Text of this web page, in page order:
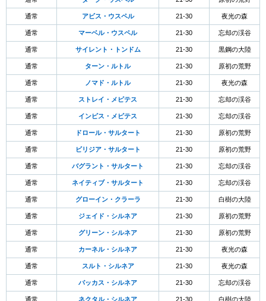
通常 アビス・ウスペル 21-30 夜光の森
通常 マーベル・ウスペル 21-30 忘却の渓谷
通常 サイレント・トンドム 21-30 黒鋼の大陸
通常 ターン・ルトル 21-30 原初の荒野
通常 ノマド・ルトル 21-30 夜光の森
通常 ストレイ・メピテス 21-30 忘却の渓谷
通常 インピス・メピテス 21-30 忘却の渓谷
通常 ドロール・サルタート 21-30 原初の荒野
通常 ビリジア・サルタート 21-30 原初の荒野
通常 バグラント・サルタート 21-30 忘却の渓谷
通常 ネイティブ・サルタート 21-30 忘却の渓谷
通常 グローイン・クラーラ 21-30 白樹の大陸
通常 ジェイド・シルネア 21-30 原初の荒野
通常 グリーン・シルネア 21-30 原初の荒野
通常 カーネル・シルネア 21-30 夜光の森
通常 スルト・シルネア 21-30 夜光の森
通常 バッカス・シルネア 21-30 忘却の渓谷
通常 ネクタル・シルネア 21-30 白樹の大陸